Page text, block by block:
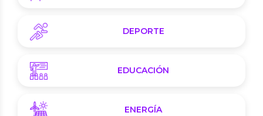
DEPORTE
EDUCACIÓN
ENERGÍA